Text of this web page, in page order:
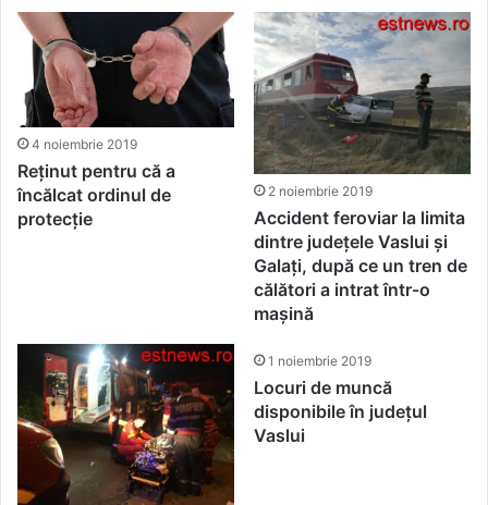
4 noiembrie 2019
Reținut pentru că a
încălcat ordinul de
protecție
2 noiembrie 2019
Accident feroviar la limita
dintre județele Vaslui și
Galați, după ce un tren de
călători a intrat într-o
mașină
1 noiembrie 2019
Locuri de muncă
disponibile în județul
Vaslui